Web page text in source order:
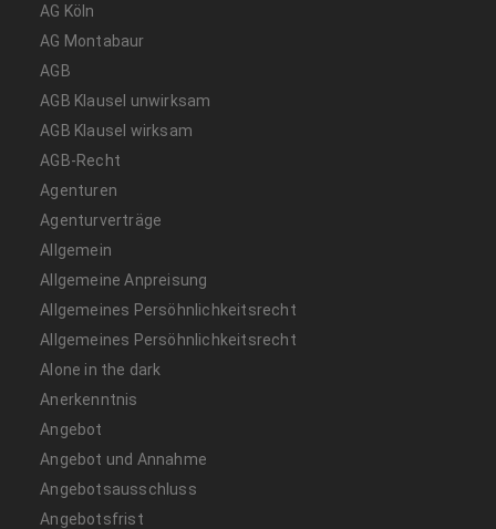
AG Köln
AG Montabaur
AGB
AGB Klausel unwirksam
AGB Klausel wirksam
AGB-Recht
Agenturen
Agenturverträge
Allgemein
Allgemeine Anpreisung
Allgemeines Persöhnlichkeitsrecht
Allgemeines Persöhnlichkeitsrecht
Alone in the dark
Anerkenntnis
Angebot
Angebot und Annahme
Angebotsausschluss
Angebotsfrist